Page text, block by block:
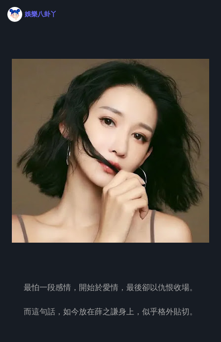
娛樂八卦丫
最怕一段感情，開始於愛情，最後卻以仇恨收場。
而這句話，如今放在薛之謙身上，似乎格外貼切。